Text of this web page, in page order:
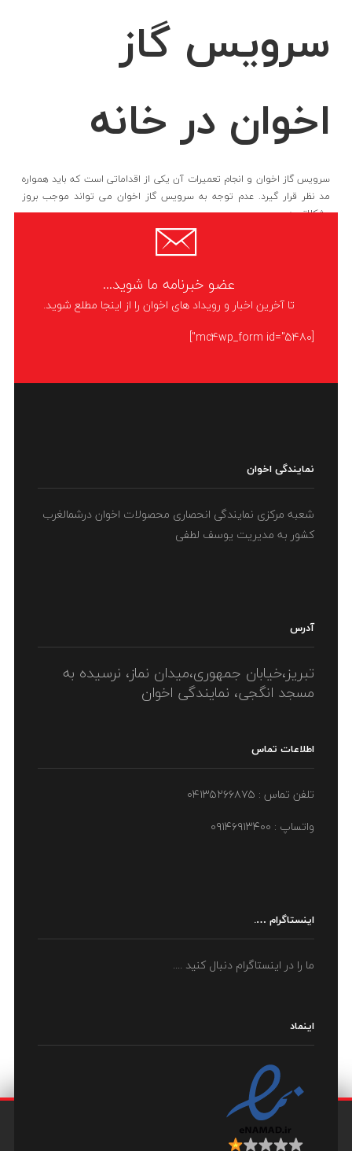
سرویس گاز
اخوان در خانه
سرویس گاز اخوان و انجام تعمیرات آن یکی از اقداماتی است که باید همواره
مد نظر قرار گیرد. عدم توجه به سرویس گاز اخوان می ‌تواند موجب بروز
مشکلاتی در
عضو خبرنامه ما شوید...
تا آخرین اخبار و رویداد های اخوان را از اینجا مطلع شوید.
[mc4wp_form id="5480"]
نمایندگی اخوان
شعبه مرکزی نمایندگی انحصاری محصولات اخوان درشمالغرب
کشور به مدیریت یوسف لطفی
آدرس
تبریز،خیابان جمهوری،میدان نماز، نرسیده به
مسجد انگجی، نمایندگی اخوان
اطلاعات تماس
تلفن تماس : ۰۴۱۳۵۲۶۶۸۷۵
واتساپ : ۰۹۱۴۶۹۱۳۴۰۰
اینستاگرام ….
ما را در اینستاگرام دنبال کنید ....
اینماد